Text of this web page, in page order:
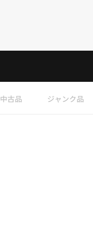
中古品 ジャンク品